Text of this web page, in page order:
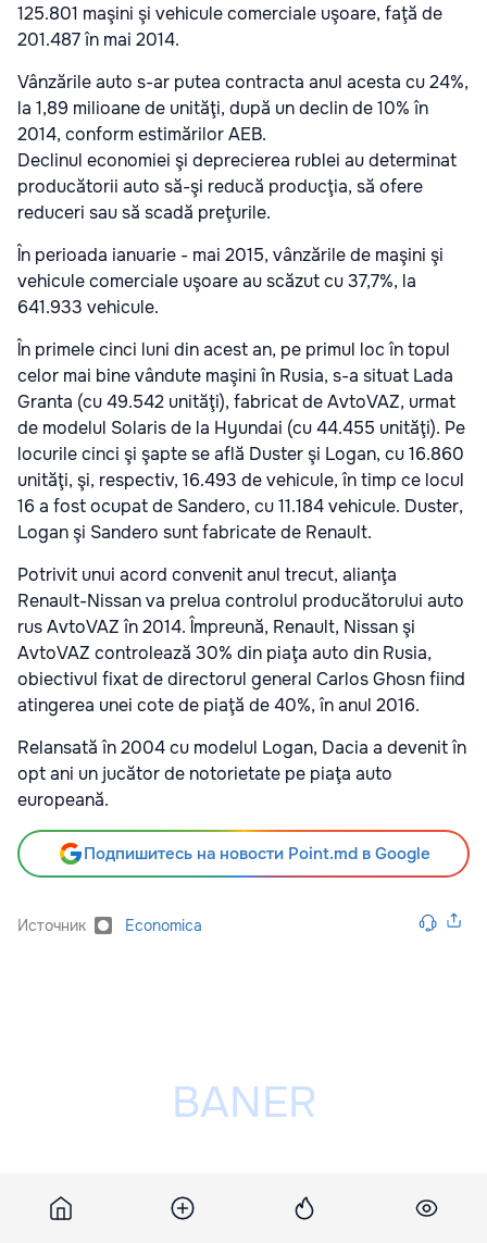
125.801 maşini şi vehicule comerciale uşoare, faţă de
201.487 în mai 2014.
Vânzările auto s-ar putea contracta anul acesta cu 24%,
la 1,89 milioane de unităţi, după un declin de 10% în
2014, conform estimărilor AEB.
Declinul economiei şi deprecierea rublei au determinat
producătorii auto să-şi reducă producţia, să ofere
reduceri sau să scadă preţurile.
În perioada ianuarie - mai 2015, vânzările de maşini şi
vehicule comerciale uşoare au scăzut cu 37,7%, la
641.933 vehicule.
În primele cinci luni din acest an, pe primul loc în topul
celor mai bine vândute maşini în Rusia, s-a situat Lada
Granta (cu 49.542 unităţi), fabricat de AvtoVAZ, urmat
de modelul Solaris de la Hyundai (cu 44.455 unităţi). Pe
locurile cinci şi şapte se află Duster şi Logan, cu 16.860
unităţi, şi, respectiv, 16.493 de vehicule, în timp ce locul
16 a fost ocupat de Sandero, cu 11.184 vehicule. Duster,
Logan şi Sandero sunt fabricate de Renault.
Potrivit unui acord convenit anul trecut, alianţa
Renault-Nissan va prelua controlul producătorului auto
rus AvtoVAZ în 2014. Împreună, Renault, Nissan şi
AvtoVAZ controlează 30% din piaţa auto din Rusia,
obiectivul fixat de directorul general Carlos Ghosn fiind
atingerea unei cote de piaţă de 40%, în anul 2016.
Relansată în 2004 cu modelul Logan, Dacia a devenit în
opt ani un jucător de notorietate pe piaţa auto
europeană.
Подпишитесь на новости Point.md в Google
Источник Economica